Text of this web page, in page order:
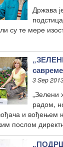
Држава
су те мере
3 Sep
„Зелени
радом,
и вођењем
послом